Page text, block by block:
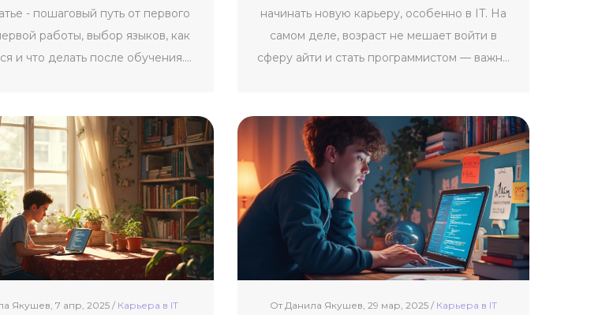
- пошаговый путь от первого
работы, выбор языков, как
и что делать после обучения.
начинать новую карьеру, особенно в IT. На
самом деле, возраст не мешает войти в
сферу айти и стать программистом — важно
информацию. В статье рассказываем, почему
взрослые новички часто более устойчивы,
как выбрать направление и где искать
бесплатные и платные ресурсы для
обучения. Даём честные советы про старт
без опыта, самопрезентацию и поиск
работы.
Якушев, 7 апр, 2025 / Карьерa в IT От Данила Якушев, 29 мар, 2025 / Карьерa в IT